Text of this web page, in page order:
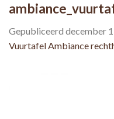
Gepubliceerd december
Vuurtafel Ambiance